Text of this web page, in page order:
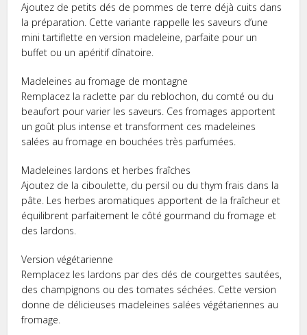
Ajoutez de petits dés de pommes de terre déjà cuits dans
la préparation. Cette variante rappelle les saveurs d’une
mini tartiflette en version madeleine, parfaite pour un
buffet ou un apéritif dînatoire.
Madeleines au fromage de montagne
Remplacez la raclette par du reblochon, du comté ou du
beaufort pour varier les saveurs. Ces fromages apportent
un goût plus intense et transforment ces madeleines
salées au fromage en bouchées très parfumées.
Madeleines lardons et herbes fraîches
Ajoutez de la ciboulette, du persil ou du thym frais dans la
pâte. Les herbes aromatiques apportent de la fraîcheur et
équilibrent parfaitement le côté gourmand du fromage et
des lardons.
Version végétarienne
Remplacez les lardons par des dés de courgettes sautées,
des champignons ou des tomates séchées. Cette version
donne de délicieuses madeleines salées végétariennes au
fromage.